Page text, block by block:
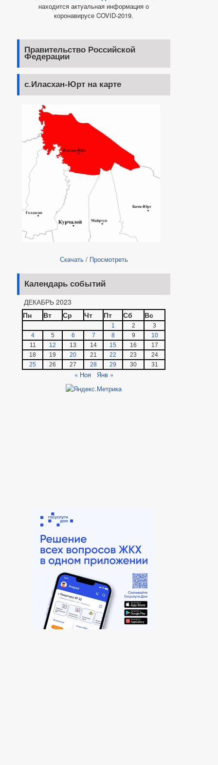
находится актуальная информация о
коронавирусе COVID-2019.
Правительство Российской
Федерации
с.Иласхан-Юрт на карте
Скачать/ Просмотреть
Календарь событий
ДЕКАБРЬ 2023
Пн
Вт Ср Чт Пт Сб Вс
1 2
3
4
5 6 7 8 9
10
11
12 13 14 15 16
17
18
19 20 21 22 23
24
25
26 27 28 29 30 31
« Ноя Янв »